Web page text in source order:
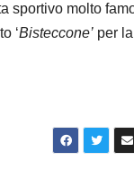
sportivo molto
‘Bisteccone’ per